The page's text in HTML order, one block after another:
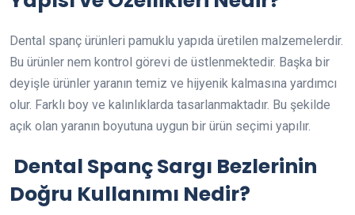
Dental spanç ürünleri pamuklu yapıda üretilen malzemelerdir.
Bu ürünler nem kontrol görevi de üstlenmektedir. Başka bir
deyişle ürünler yaranın temiz ve hijyenik kalmasına yardımcı
olur. Farklı boy ve kalınlıklarda tasarlanmaktadır. Bu şekilde
açık olan yaranın boyutuna uygun bir ürün seçimi yapılır.
Dental Spanç Sargı Bezlerinin
Doğru Kullanımı Nedir?